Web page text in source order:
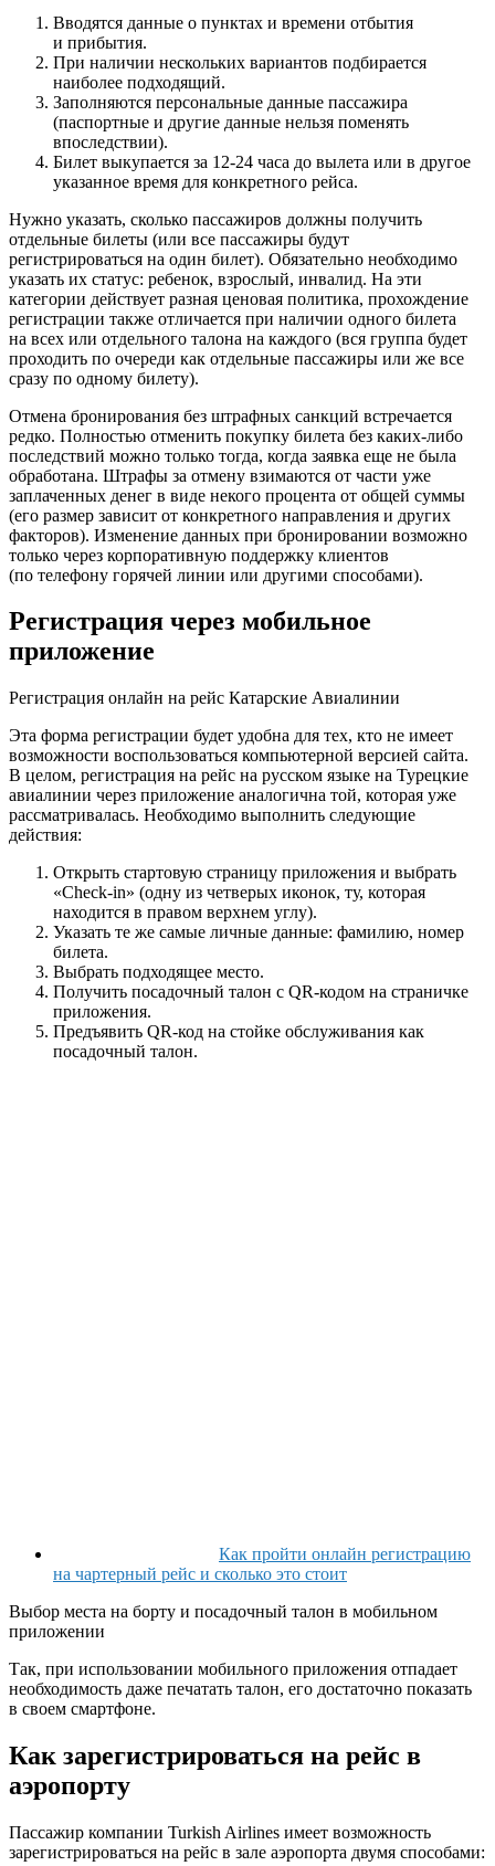
Вводятся данные о пунктах и времени отбытия
и прибытия.
При наличии нескольких вариантов подбирается
наиболее подходящий.
Заполняются персональные данные пассажира
(паспортные и другие данные нельзя поменять
впоследствии).
Билет выкупается за 12-24 часа до вылета или в другое
указанное время для конкретного рейса.
Нужно указать, сколько пассажиров должны получить
отдельные билеты (или все пассажиры будут
регистрироваться на один билет). Обязательно необходимо
указать их статус: ребенок, взрослый, инвалид. На эти
категории действует разная ценовая политика, прохождение
регистрации также отличается при наличии одного билета
на всех или отдельного талона на каждого (вся группа будет
проходить по очереди как отдельные пассажиры или же все
сразу по одному билету).
Отмена бронирования без штрафных санкций встречается
редко. Полностью отменить покупку билета без каких-либо
последствий можно только тогда, когда заявка еще не была
обработана. Штрафы за отмену взимаются от части уже
заплаченных денег в виде некого процента от общей суммы
(его размер зависит от конкретного направления и других
факторов). Изменение данных при бронировании возможно
только через корпоративную поддержку клиентов
(по телефону горячей линии или другими способами).
Регистрация через мобильное
приложение
Регистрация онлайн на рейс Катарские Авиалинии
Эта форма регистрации будет удобна для тех, кто не имеет
возможности воспользоваться компьютерной версией сайта.
В целом, регистрация на рейс на русском языке на Турецкие
авиалинии через приложение аналогична той, которая уже
рассматривалась. Необходимо выполнить следующие
действия:
Открыть стартовую страницу приложения и выбрать
«Check-in» (одну из четверых иконок, ту, которая
находится в правом верхнем углу).
Указать те же самые личные данные: фамилию, номер
билета.
Выбрать подходящее место.
Получить посадочный талон с QR-кодом на страничке
приложения.
Предъявить QR-код на стойке обслуживания как
посадочный талон.
Как пройти онлайн регистрацию
на чартерный рейс и сколько это стоит
Выбор места на борту и посадочный талон в мобильном
приложении
Так, при использовании мобильного приложения отпадает
необходимость даже печатать талон, его достаточно показать
в своем смартфоне.
Как зарегистрироваться на рейс в
аэропорту
Пассажир компании Turkish Airlines имеет возможность
зарегистрироваться на рейс в зале аэропорта двумя способами: